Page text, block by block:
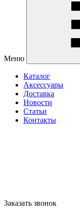
Меню
Каталог
Аксессуары
Доставка
Новости
Статьи
Контакты
Заказать звонок